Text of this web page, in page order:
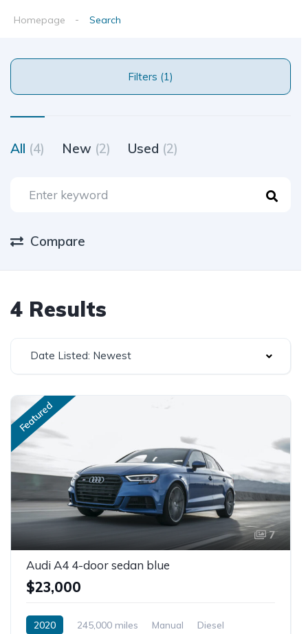
Homepage Search
Filters (1)
All (4) New (2) Used (2)
Compare
4 Results
Date Listed: Newest
Featured
7
Audi A4 4-door sedan blue
$23,000
2020 245,000 miles Manual
Diesel